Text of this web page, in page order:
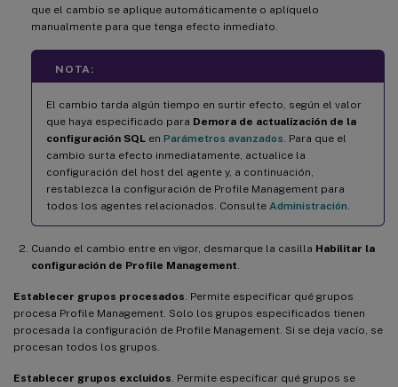
que el cambio se aplique automáticamente o aplíquelo
manualmente para que tenga efecto inmediato.
NOTA:
El cambio tarda algún tiempo en surtir efecto, según el valor
que haya especificado para Demora de actualización de la
configuración SQL en Parámetros avanzados . Para que el
cambio surta efecto inmediatamente, actualice la
configuración del host del agente y, a continuación,
restablezca la configuración de Profile Management para
todos los agentes relacionados. Consulte Administración
Cuando el cambio entre en vigor, desmarque la casilla Habilitar la
configuración de Profile Management
Establecer grupos procesados . Permite especificar qué grupos
procesa Profile Management. Solo los grupos especificados tienen
procesada la configuración de Profile Management. Si se deja vacío, se
procesan todos los grupos.
Establecer grupos excluidos . Permite especificar qué grupos se